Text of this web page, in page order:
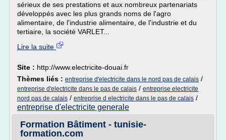
sérieux de ses prestations et aux nombreux partenariats
développés avec les plus grands noms de l'agro
alimentaire, de l'industrie alimentaire, de l'industrie et du
tertiaire, la société VARLET...
Lire la suite
Site : http://www.electricite-douai.fr
Thèmes liés : entreprise d'electricite dans le nord pas de calais /
entreprise d'electricite dans le pas de calais / entreprise electricite
nord pas de calais / entreprise d electricite dans le pas de calais /
entreprise d'electricite generale
Formation Bâtiment - tunisie-
formation.com